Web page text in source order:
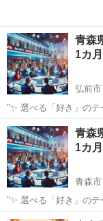
青森県 弘前市 （
1カ
弘前市
"✨ 選べる「好き」の
楽、ペットなど、好き
⏰ 1日4回のタイムリー
ト！12:0...
青森 弘前市 そ
青森県 青森市 （
1カ
青森市
"✨ 選べる「好き」の
楽、ペットなど、好き
青森 青森市 そ